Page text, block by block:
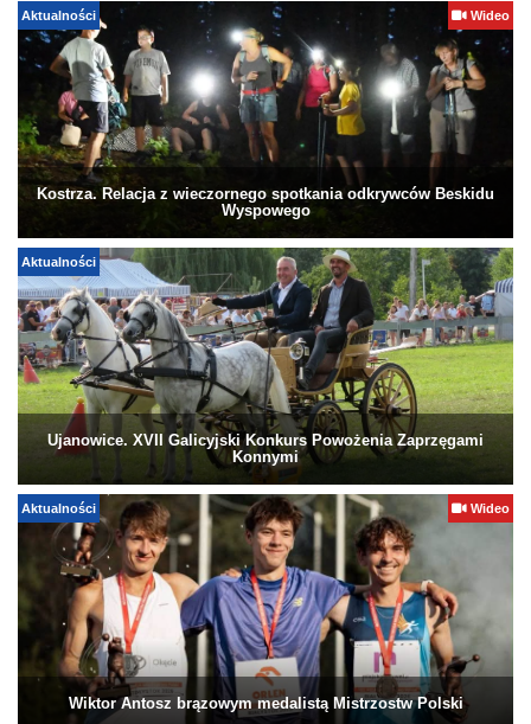
Aktualności Wideo
Kostrza. Relacja z wieczornego spotkania odkrywców Beskidu
Wyspowego
Aktualności
Ujanowice. XVII Galicyjski Konkurs Powożenia Zaprzęgami
Konnymi
Aktualności Wideo
Wiktor Antosz brązowym medalistą Mistrzostw Polski